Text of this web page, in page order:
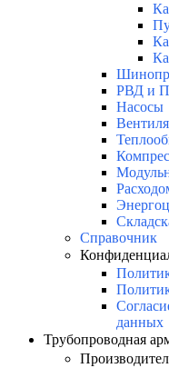
РВД и
Насосы
Справочник
данных
Трубопроводная